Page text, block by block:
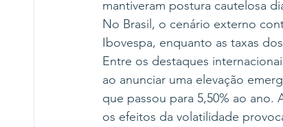
mantiveram postura cautelosa
No Brasil, o cenário externo
Ibovespa, enquanto as taxas
Entre os destaques
ao anunciar uma elevação
que passou para 5,50% ao ano.
os efeitos da volatilidade